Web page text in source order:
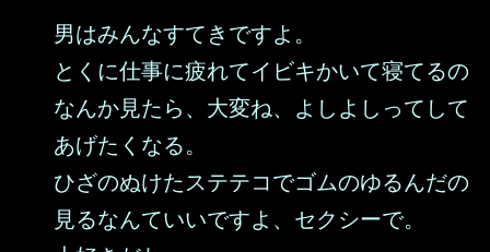
男はみんなすてきですよ。
とくに仕事に疲れてイビキかいて寝てるの
なんか見たら、大変ね、よしよしってして
あげたくなる。
ひざのぬけたステテコでゴムのゆるんだの
見るなんていいですよ、セクシーで。